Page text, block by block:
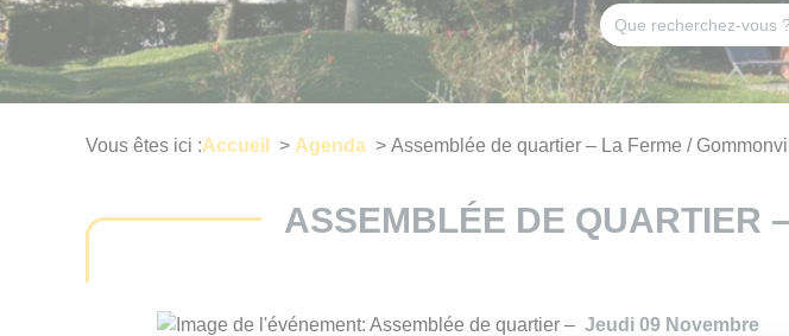
Rechercher
Vous êtes ici :Accueil > Agenda > Assemblée de quartier – La Ferme /
ASSEMBLÉE DE QUARTIER
Jeudi 09 Novembre